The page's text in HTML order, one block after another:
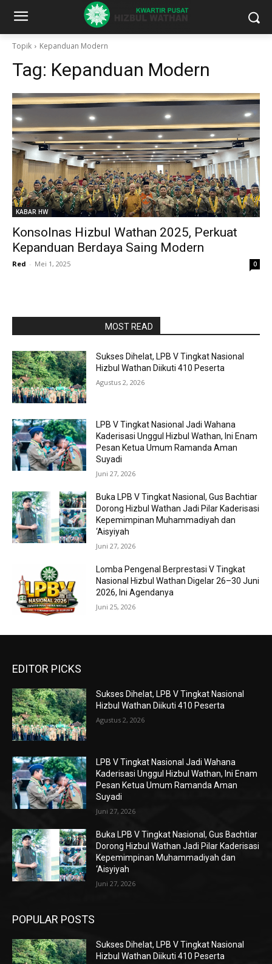
Topik Kepanduan Modern
Tag: Kepanduan Modern
KABAR HW
Konsolnas Hizbul Wathan 2025, Perkuat
Kepanduan Berdaya Saing Modern
Red - Mei 1, 2025 0
MOST READ
Sukses Dihelat, LPB V Tingkat Nasional
Hizbul Wathan Diikuti 410 Peserta
Agustus 2, 2026
LPB V Tingkat Nasional Jadi Wahana
Kaderisasi Unggul Hizbul Wathan, Ini Enam
Pesan Ketua Umum Ramanda Aman
Suyadi
Juni 27, 2026
Buka LPB V Tingkat Nasional, Gus Bachtiar
Dorong Hizbul Wathan Jadi Pilar Kaderisasi
Kepemimpinan Muhammadiyah dan
‘Aisyiyah
Juni 27, 2026
Lomba Pengenal Berprestasi V Tingkat
Nasional Hizbul Wathan Digelar 26–30 Juni
2026, Ini Agendanya
Juni 25, 2026
EDITOR PICKS
Sukses Dihelat, LPB V Tingkat Nasional
Hizbul Wathan Diikuti 410 Peserta
Agustus 2, 2026
LPB V Tingkat Nasional Jadi Wahana
Kaderisasi Unggul Hizbul Wathan, Ini Enam
Pesan Ketua Umum Ramanda Aman
Suyadi
Juni 27, 2026
Buka LPB V Tingkat Nasional, Gus Bachtiar
Dorong Hizbul Wathan Jadi Pilar Kaderisasi
Kepemimpinan Muhammadiyah dan
‘Aisyiyah
Juni 27, 2026
POPULAR POSTS
Sukses Dihelat, LPB V Tingkat Nasional
Hizbul Wathan Diikuti 410 Peserta